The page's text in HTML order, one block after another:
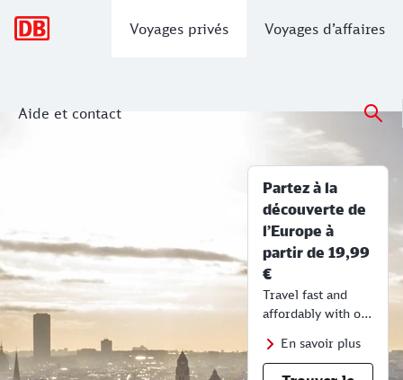
Voyages privés Voyages d’affaires
Aide et contact
Horaires DB, itinéraires, billets,
Les tarifs réduits Europe
Partez à la
découverte de
l’Europe à
partir de 19,99
€
Travel fast and
affordably with our
Europe.
En savoir plus